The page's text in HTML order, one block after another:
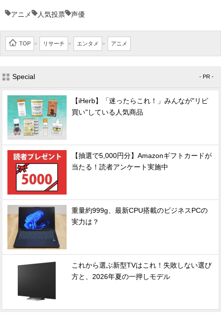
アニメ 人気投票 声優
TOP > リサーチ > エンタメ > アニメ
Special - PR -
【iHerb】「迷ったらこれ！」みんなが"リピ
買い"している人気商品
【抽選で5,000円分】Amazonギフトカードが
当たる！読者アンケート実施中
重量約999g、最新CPU搭載のビジネスPCの
実力は？
これから選ぶ新型TVはこれ！失敗しない選び
方と、2026年夏の一押しモデル